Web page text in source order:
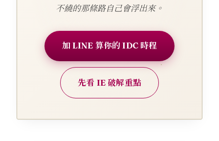
不繞的那條路自己會浮出來。
加 LINE 算你的 IDC 時程
先看 IE 破解重點